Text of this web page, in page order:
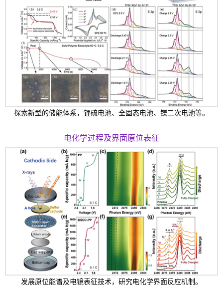
探索新型的储能体系，锂硫电池、全固态电池、镁二次电池等。
电化学过程及界面原位表征
发展原位能谱及电镜表征技术，研究电化学界面反应机制。